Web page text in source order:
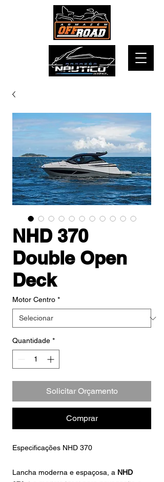
NHD 370
Double Open
Deck
Motor Centro *
Quantidade *
Solicitar Orçamento
Comprar
Especificações NHD 370
Lancha moderna e espaçosa, a NHD